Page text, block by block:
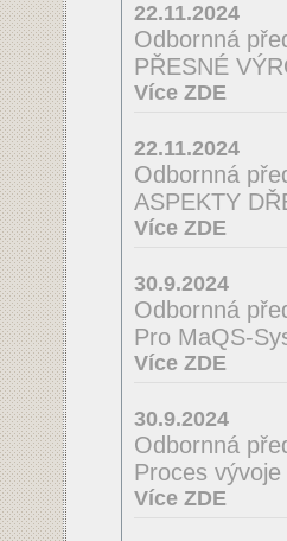
22.11.2024
Odbornná
PŘESNÉ
Více ZDE
22.11.2024
Odbornná
ASPEKTY
Více ZDE
30.9.2024
Odbornná
Pro MaQS-
Více ZDE
30.9.2024
Odbornná
Proces
Více ZDE